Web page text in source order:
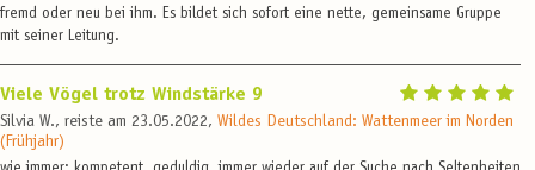
fremd oder neu bei ihm. Es bildet sich sofort eine nette, gemeinsame Gruppe
mit seiner Leitung.
Viele Vögel trotz Windstärke 9
Silvia W., reiste am 23.05.2022, Wildes Deutschland: Wattenmeer im Norden
(Frühjahr)